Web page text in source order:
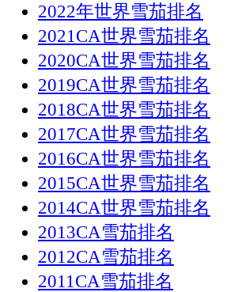
2022年世界雪茄排名
2021CA世界雪茄排名
2020CA世界雪茄排名
2019CA世界雪茄排名
2018CA世界雪茄排名
2017CA世界雪茄排名
2016CA世界雪茄排名
2015CA世界雪茄排名
2014CA世界雪茄排名
2013CA雪茄排名
2012CA雪茄排名
2011CA雪茄排名